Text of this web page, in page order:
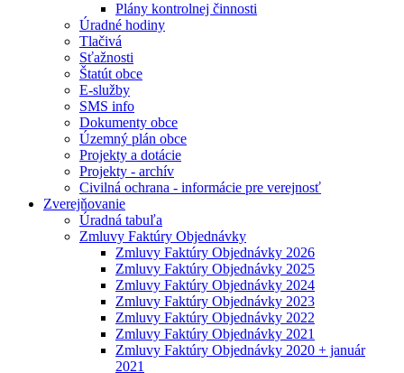
Plány kontrolnej činnosti
Úradné hodiny
Tlačivá
Sťažnosti
Štatút obce
E-služby
SMS info
Dokumenty obce
Územný plán obce
Projekty a dotácie
Projekty - archív
Civilná ochrana - informácie pre verejnosť
Zverejňovanie
Úradná tabuľa
Zmluvy Faktúry Objednávky
Zmluvy Faktúry Objednávky 2026
Zmluvy Faktúry Objednávky 2025
Zmluvy Faktúry Objednávky 2024
Zmluvy Faktúry Objednávky 2023
Zmluvy Faktúry Objednávky 2022
Zmluvy Faktúry Objednávky 2021
Zmluvy Faktúry Objednávky 2020 + január
2021